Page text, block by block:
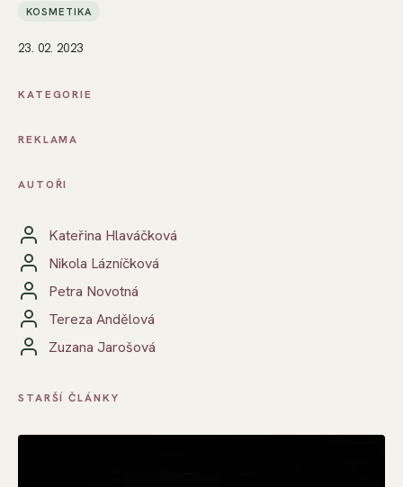
KOSMETIKA
23. 02. 2023
KATEGORIE
REKLAMA
AUTOŘI
Kateřina Hlaváčková
Nikola Lázníčková
Petra Novotná
Tereza Andělová
Zuzana Jarošová
STARŠÍ ČLÁNKY